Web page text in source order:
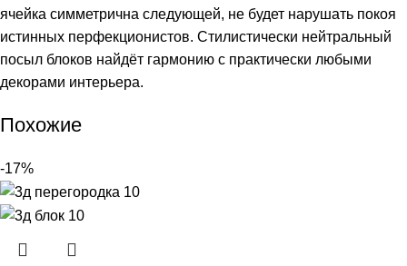
ячейка симметрична следующей, не будет нарушать покоя
истинных перфекционистов. Стилистически нейтральный
посыл блоков найдёт гармонию с практически любыми
декорами интерьера.
Похожие
-17%